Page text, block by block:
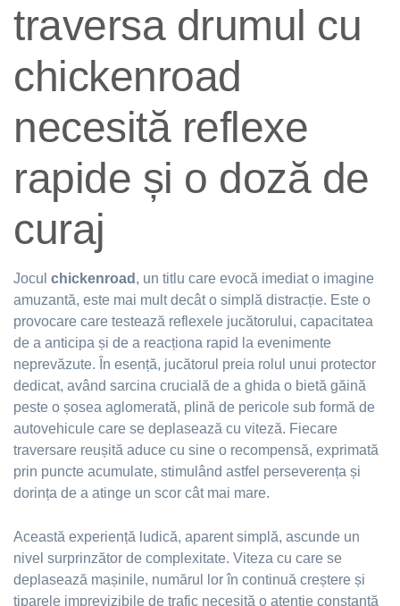
traversa drumul cu
chickenroad
necesită reflexe
rapide și o doză de
curaj
Jocul chickenroad , un titlu care evocă imediat o imagine
amuzantă, este mai mult decât o simplă distracție. Este o
provocare care testează reflexele jucătorului, capacitatea
de a anticipa și de a reacționa rapid la evenimente
neprevăzute. În esență, jucătorul preia rolul unui protector
dedicat, având sarcina crucială de a ghida o bietă găină
peste o șosea aglomerată, plină de pericole sub formă de
autovehicule care se deplasează cu viteză. Fiecare
traversare reușită aduce cu sine o recompensă, exprimată
prin puncte acumulate, stimulând astfel perseverența și
dorința de a atinge un scor cât mai mare.
Această experiență ludică, aparent simplă, ascunde un
nivel surprinzător de complexitate. Viteza cu care se
deplasează mașinile, numărul lor în continuă creștere și
tiparele imprevizibile de trafic necesită o atenție constantă